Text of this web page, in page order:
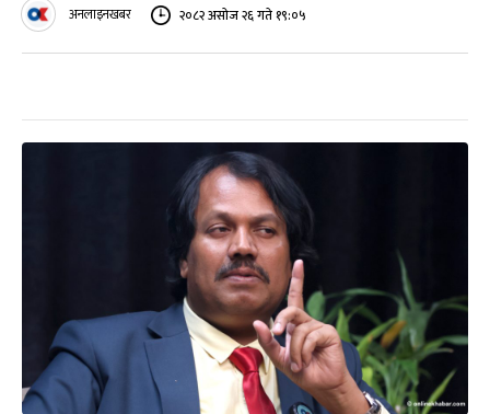
अनलाइनखबर २०८२ असोज २६ गते १९:०५